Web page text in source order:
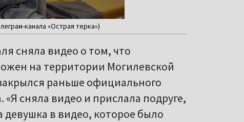
канала «Острая терка»)
сняла видео о том, что
на территории Могилевской
раньше официального
сняла видео и прислала подруге,
девушка в видео, которое было